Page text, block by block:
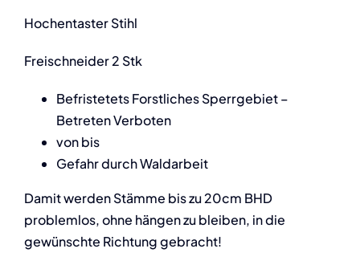
Hochentaster Stihl
Freischneider 2 Stk
Befristetets Forstliches Sperrgebiet –
Betreten Verboten
von bis
Gefahr durch Waldarbeit
Damit werden Stämme bis zu 20cm BHD
problemlos, ohne hängen zu bleiben, in die
gewünschte Richtung gebracht!